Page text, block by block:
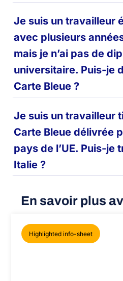
Je suis un travailleur
avec plusieurs
mais je n’ai pas de
universitaire. Puis-je
Carte Bleue ?
Je suis un travailleur
Carte Bleue délivrée
pays de l’UE. Puis-je
Italie ?
En savoir plus
Highlighted info-sheet